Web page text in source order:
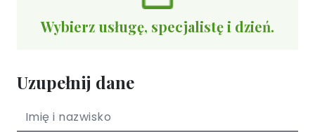
Wybierz usługę, specjalistę i dzień.
Uzupełnij dane